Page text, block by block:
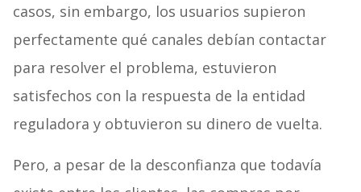
casos, sin embargo, los usuarios supieron
perfectamente qué canales debían contactar
para resolver el problema, estuvieron
satisfechos con la respuesta de la entidad
reguladora y obtuvieron su dinero de vuelta.
Pero, a pesar de la desconfianza que todavía